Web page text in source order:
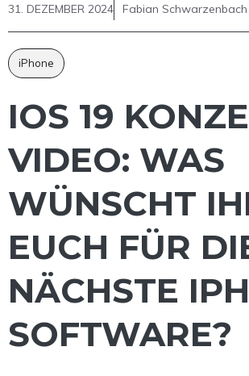
31. DEZEMBER 2024 Fabian Schwarzenbach
iPhone
IOS 19
VIDEO: WAS
WÜNSCHT
EUCH FÜR
NÄCHSTE
SOFTWARE?